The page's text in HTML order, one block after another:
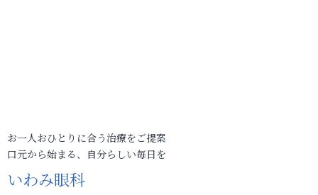
お一人おひとりに合う治療をご提案
口元から始まる、自分らしい毎日を
いわみ眼科